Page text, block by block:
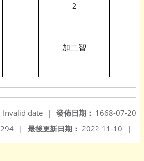
2
加二智
發佈日期： 1668-07-20
Invalid date
|
最後更新日期： 2022-11-10 |
294 |